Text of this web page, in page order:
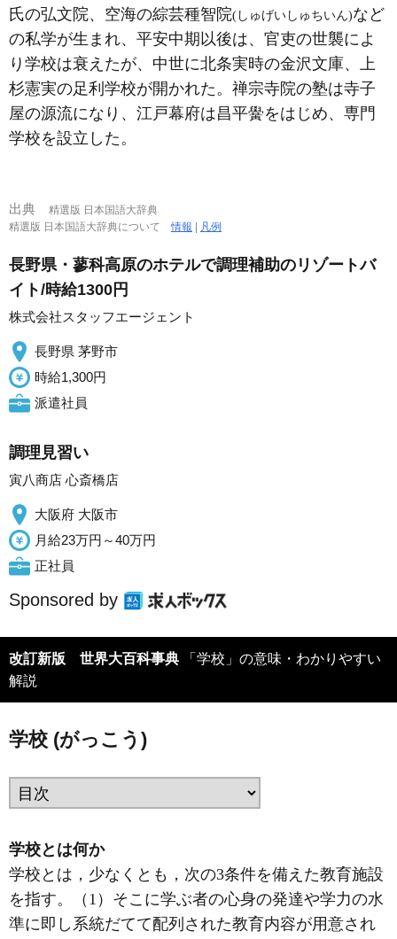
氏の弘文院、空海の綜芸種智院(しゅげいしゅちいん)など
の私学が生まれ、平安中期以後は、官吏の世襲によ
り学校は衰えたが、中世に北条実時の金沢文庫、上
杉憲実の足利学校が開かれた。禅宗寺院の塾は寺子
屋の源流になり、江戸幕府は昌平黌をはじめ、専門
学校を設立した。
出典
精選版 日本国語大辞典
精選版 日本国語大辞典について情報 凡例
長野県・蓼科高原のホテルで調理補助のリゾートバ
イト/時給1300円
株式会社スタッフエージェント
長野県 茅野市
時給1,300円
派遣社員
調理見習い
寅八商店 心斎橋店
大阪府 大阪市
月給23万円～40万円
正社員
Sponsored by
改訂新版 世界大百科事典
解説
学校 (がっこう)
学校とは何か
学校とは，少なくとも，次の3条件を備えた教育施設
を指す。（1）そこに学ぶ者の心身の発達や学力の水
準に即し系統だてて配列された教育内容が用意され